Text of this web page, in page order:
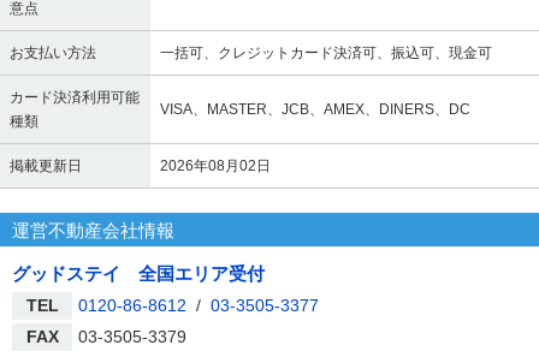
意点
お支払い方法 一括可、クレジットカード決済可、振込可、現金可
カード決済利用可能
種類
VISA、MASTER、JCB、AMEX、DINERS、DC
掲載更新日 2026年08月02日
運営不動産会社情報
グッドステイ 全国エリア受付
TEL 0120-86-8612 / 03-3505-3377
FAX
03-3505-3379